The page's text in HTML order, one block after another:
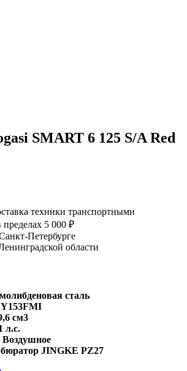
SMART 6 125 S/A Red
техники транспортными
5 000 ₽
Петербурге
области
сталь
см3
л.с.
Воздушное
JINGKE PZ27